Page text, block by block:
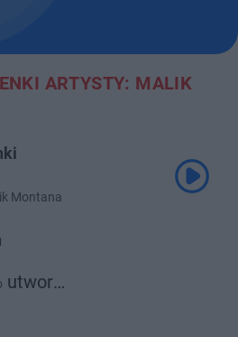
ARTYSTY: MALIK
Montana
utwor